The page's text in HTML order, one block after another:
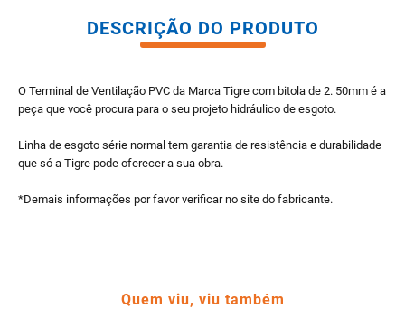
DESCRIÇÃO DO PRODUTO
O Terminal de Ventilação PVC da Marca Tigre com bitola de 2. 50mm é a
peça que você procura para o seu projeto hidráulico de esgoto.
Linha de esgoto série normal tem garantia de resistência e durabilidade
que só a Tigre pode oferecer a sua obra.
*Demais informações por favor verificar no site do fabricante.
Quem viu, viu também